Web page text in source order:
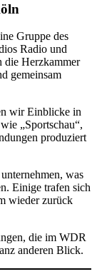
Gruppe des
Radio und
die Herzkammer
gemeinsam
wir Einblicke in
„Sportschau“,
produziert
was
Einige trafen sich
wieder zurück
die im WDR
anderen Blick.